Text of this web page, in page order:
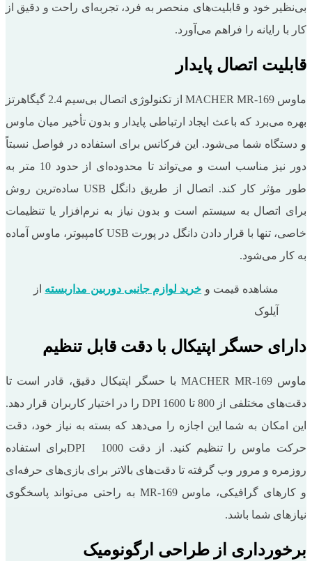
بی‌نظیر خود و قابلیت‌های منحصر به فرد، تجربه‌ای راحت و دقیق از
کار با رایانه را فراهم می‌آورد.
قابلیت اتصال پایدار
ماوس MACHER MR-169 از تکنولوژی اتصال بی‌سیم 2.4 گیگاهرتز
بهره می‌برد که باعث ایجاد ارتباطی پایدار و بدون تأخیر میان ماوس
و دستگاه شما می‌شود. این فرکانس برای استفاده در فواصل نسبتاً
دور نیز مناسب است و می‌تواند تا محدوده‌ای از حدود 10 متر به
طور مؤثر کار کند. اتصال از طریق دانگل USB ساده‌ترین روش
برای اتصال به سیستم است و بدون نیاز به نرم‌افزار یا تنظیمات
خاصی، تنها با قرار دادن دانگل در پورت USB کامپیوتر، ماوس آماده
به کار می‌شود.
مشاهده قیمت و خرید لوازم جانبی دوربین مداربسته از
آیلوک
دارای حسگر اپتیکال با دقت قابل تنظیم
ماوس MACHER MR-169 با حسگر اپتیکال دقیق، قادر است تا
دقت‌های مختلفی از 800 تا 1600 DPI را در اختیار کاربران قرار دهد.
این امکان به شما این اجازه را می‌دهد که بسته به نیاز خود، دقت
حرکت ماوس را تنظیم کنید. از دقت DPI 1000برای استفاده
روزمره و مرور وب گرفته تا دقت‌های بالاتر برای بازی‌های حرفه‌ای
و کارهای گرافیکی، ماوس MR-169 به راحتی می‌تواند پاسخگوی
نیازهای شما باشد.
برخورداری از طراحی ارگونومیک